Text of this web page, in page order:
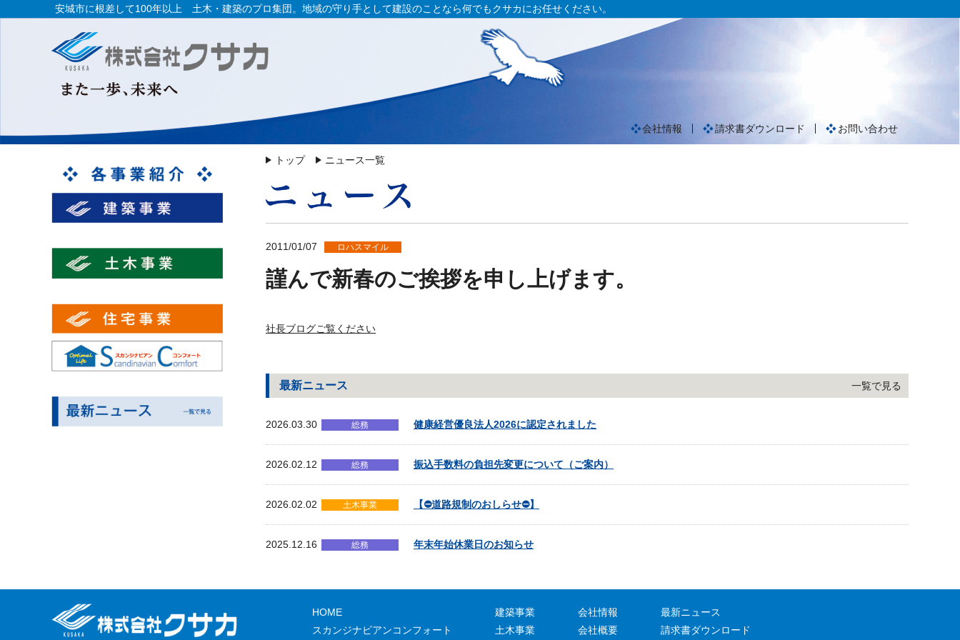
安城市に根差して100年以上 土木・建築のプロ集団。地域の守り手として建設のことなら何でもクサカにお任せください。
会社情報 請求書ダウンロード お問い合わせ
トップ ニュース一覧
2011/01/07 ロハスマイル
謹んで新春のご挨拶を申し上げます。
社長ブログご覧ください
最新ニュース
2026.03.30 総務 健康経営優良法人2026に認定されました
2026.02.12 総務 振込手数料の負担先変更について（ご案内）
2026.02.02 土木事業 【⛔道路規制のおしらせ⛔】
2025.12.16 総務 年末年始休業日のお知らせ
一覧で見る
HOME
スカンジナビアンコンフォート
建築事業
土木事業
会社情報
会社概要
最新ニュース
請求書ダウンロード